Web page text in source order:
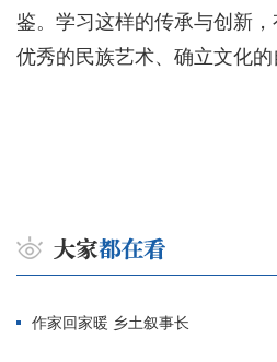
鉴。学习这样的传承与创新
优秀的民族艺术、确立文化的
作家回家暖 乡土叙事长